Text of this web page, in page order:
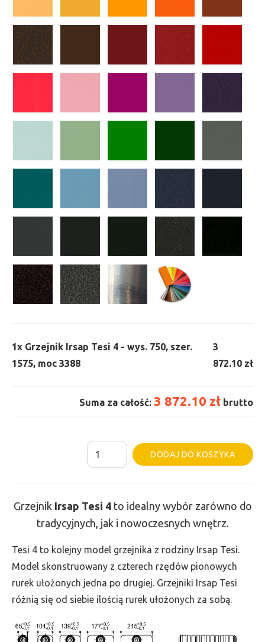
1x Grzejnik Irsap Tesi 4 - wys. 750, szer.
1575, moc 3388
3
872.10 zł
Suma za całość: 3 872.10 zł brutto
ilość
Grzejnik
wys.
750,
szer.
1575,
3388
DODAJ DO KOSZYKA
Grzejnik Irsap Tesi 4to idealny wybór zarówno do
tradycyjnych, jak i nowoczesnych wnętrz.
Tesi 4 to kolejny model grzejnika z rodziny Irsap Tesi.
Model skonstruowany z czterech rzędów pionowych
rurek ułożonych jedna po drugiej. Grzejniki Irsap Tesi
różnią się od siebie ilością rurek ułożonych za sobą.